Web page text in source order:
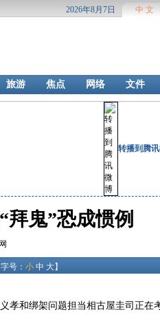
中 文
2026年8月7日
旅游 焦点 网络 文件
转播到腾
拜鬼”恐成惯例
字号： 小 中 大】
孝和绑架问题担当相古屋圭司正在